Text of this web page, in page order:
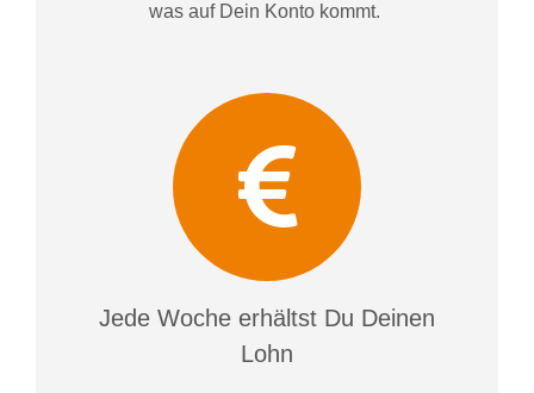
was auf Dein Konto kommt.
Jede Woche erhältst Du Deinen
Lohn